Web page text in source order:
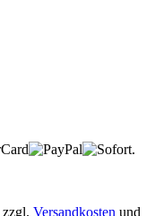
Versandkosten und